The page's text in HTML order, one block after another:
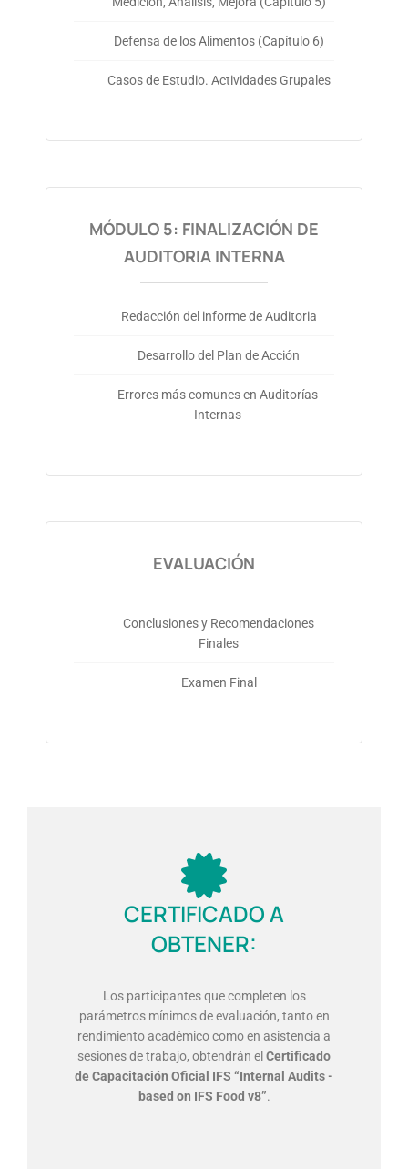
Defensa de los Alimentos (Capítulo 6)
Casos de Estudio. Actividades Grupales
MÓDULO 5: FINALIZACIÓN DE
AUDITORIA INTERNA
Redacción del informe de Auditoria
Desarrollo del Plan de Acción
Errores más comunes en Auditorías
Internas
EVALUACIÓN
Conclusiones y Recomendaciones
Finales
Examen Final
CERTIFICADO A
OBTENER:
Los participantes que completen los
parámetros mínimos de evaluación, tanto en
rendimiento académico como en asistencia a
sesiones de trabajo, obtendrán elCertificado
de Capacitación Oficial IFS “Internal Audits -
based on IFS Food v8”.